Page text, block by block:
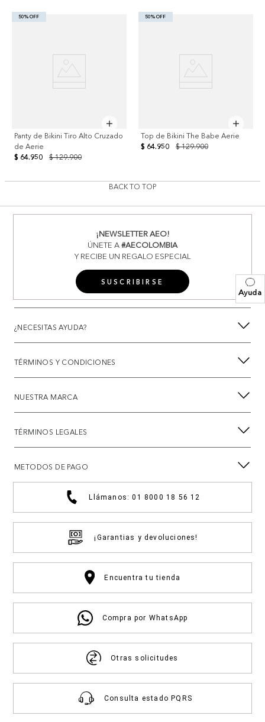
Ayuda
50% OFF
Panty de Bikini Tiro Alto Cruzado
de Aerie
$ 129.900
$ 64.950
50% OFF
Top de Bikini The Babe Aerie
$ 129.900
$ 64.950
BACK TO TOP
¡NEWSLETTER AEO!
ÚNETE A#AECOLOMBIA
Y RECIBE UN REGALO ESPECIAL
SUSCRIBIRSE
¿NECESITAS AYUDA?
TÉRMINOS Y CONDICIONES
NUESTRA MARCA
TÉRMINOS LEGALES
METODOS DE PAGO
Llámanos: 01 8000 18 56 12
¡Garantias y devoluciones!
Encuentra tu tienda
Compra por WhatsApp
Otras solicitudes
Consulta estado PQRS